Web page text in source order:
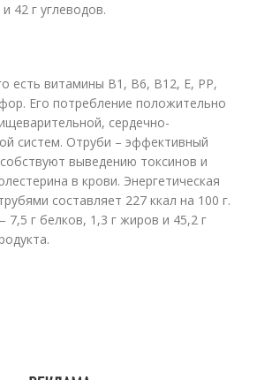
42 г углеводов.
есть витамины В1, В6, В12, Е, РР,
Его потребление положительно
сердечно-
систем. Отруби – эффективный
выведению токсинов и
в крови. Энергетическая
составляет 227 ккал на 100 г.
7,5 г белков, 1,3 г жиров и 45,2 г